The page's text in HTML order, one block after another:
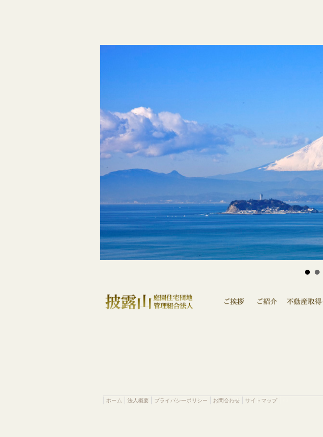
ホーム 法人概要 プライバシーポリシー お問合わせ サイトマップ